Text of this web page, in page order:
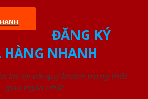
ĐĂNG KÝ
HÀNG NHANH
lạc lại với quý khách trong thời
gian ngắn nhất